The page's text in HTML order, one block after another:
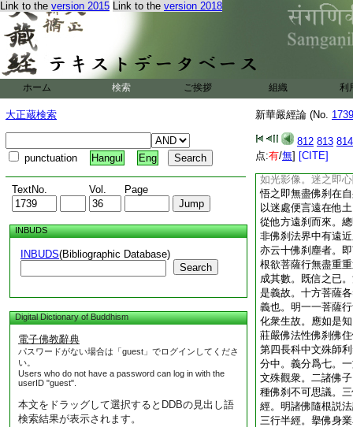
Link to the version 2015 Link to the version 2018
ホーム 検索 ご挨拶 組織 利
大正蔵検索
punctuation Hangul Eng
TextNo. Vol. Page
INBUDS
INBUDS(Bibliographic Database)
Search
Digital Dictionary of Buddhism
電子佛教辭典
パスワードがない場合は「guest」でログインしてくださ
い。
Users who do not have a password can log in with the
userID "guest".
本文をドラッグして選択するとDDBの見出し語
検索結果が表示されます。
新華嚴經論 (No.
812 813 814
点:有/無] [CITE]
擧世界色者。平等
無相平等也。爲信
法空之情故。名之
觀察智。爲明上方
虚空故。如光影無
佛。五擧菩薩上首
此十種世界及佛名
理。號之爲世界。
行行。號爲菩薩。
此十法故。得是十
界遠近云十佛刹塵
如光影像。迷之即
悟之即無盡佛刹在
以迷處便言遠在他
從他方遠刹而來。
非佛刹法界中有遠
亦云十佛刹塵者。
根欲菩薩行無盡重
成其數。既信之已
是義故。十方菩薩
義也。明一一菩薩
化衆生故。應如是
莊嚴佛法性佛刹佛
第四長科中文殊師
分中。義分爲七。
文殊觀衆。二諸佛
種佛刹不可思議。
經。明諸佛隨根説
三行半經。擧佛身